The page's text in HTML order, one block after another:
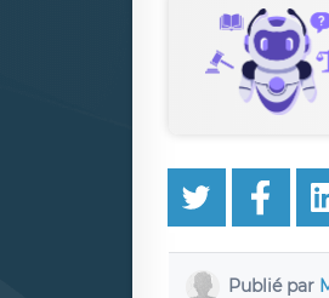
Publié par